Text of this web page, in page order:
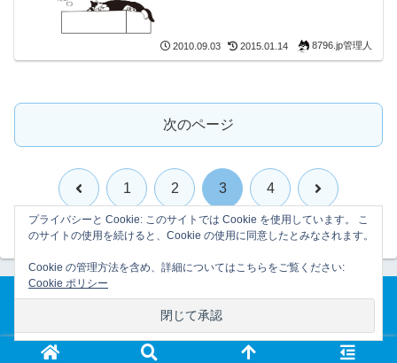
2010.09.03 2015.01.14 8796.jp管理人
次のページ
前
へ
1 2 3 4 次
へ
© 2007-2026 8796.jp管理日誌.
プライバシーと Cookie: このサイトでは Cookie を使用しています。 こ
のサイトの使用を続けると、Cookie の使用に同意したとみなされます。
Cookie の管理方法を含め、詳細についてはこちらをご覧ください:
Cookie ポリシー